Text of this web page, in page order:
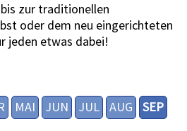
zur traditionellen
oder dem neu eingerichteten
jeden etwas dabei!
MAI JUN JUL AUG
SEP